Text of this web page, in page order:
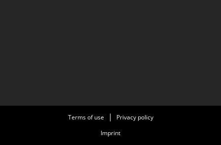
Terms of use
Privacy policy
Imprint